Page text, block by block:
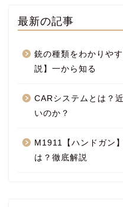
最新の記事
銃の種類をわかりや
説】一から知る
CARシステムとは？
いのか？
M1911【ハンドガン
は？徹底解説